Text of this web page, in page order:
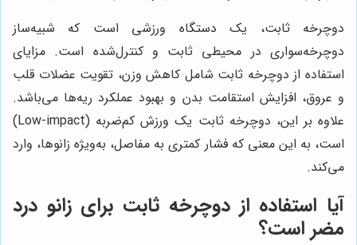
دوچرخه ثابت، یک دستگاه ورزشی است که شبیه‌ساز
دوچرخه‌سواری در محیطی ثابت و کنترل‌شده است. مزایای
استفاده از دوچرخه ثابت شامل کاهش وزن، تقویت عضلات قلب
و عروق، افزایش استقامت بدن و بهبود عملکرد ریه‌ها می‌باشد.
علاوه بر این، دوچرخه ثابت یک ورزش کم‌ضربه (Low-impact)
است، به این معنی که فشار کمتری به مفاصل، به‌ویژه زانوها، وارد
می‌کند.
آیا استفاده از دوچرخه ثابت برای زانو درد
مضر است؟